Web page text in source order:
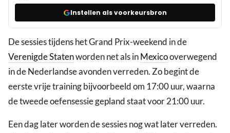
Instellen als voorkeursbron
De sessies tijdens het Grand Prix-weekend in de
Verenigde Statenworden net als inMexicooverwegend
in de Nederlandse avonden verreden. Zo begint de
eerste vrije training bijvoorbeeld om 17:00 uur, waarna
de tweede oefensessie gepland staat voor 21:00 uur.
Een dag later worden de sessies nog wat later verreden.